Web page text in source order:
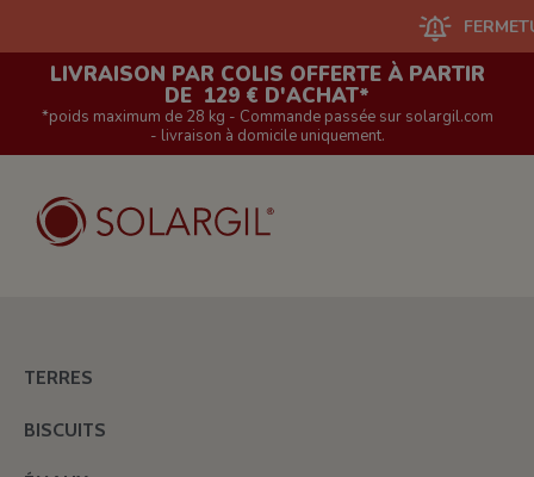
FERMETURE
LIVRAISON PAR COLIS OFFERTE À PARTIR
DE 129 € D'ACHAT*
*poids maximum de 28 kg - Commande passée sur solargil.com
- livraison à domicile uniquement.
TERRES
BISCUITS